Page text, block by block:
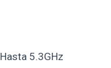
Hasta 5.3GHz